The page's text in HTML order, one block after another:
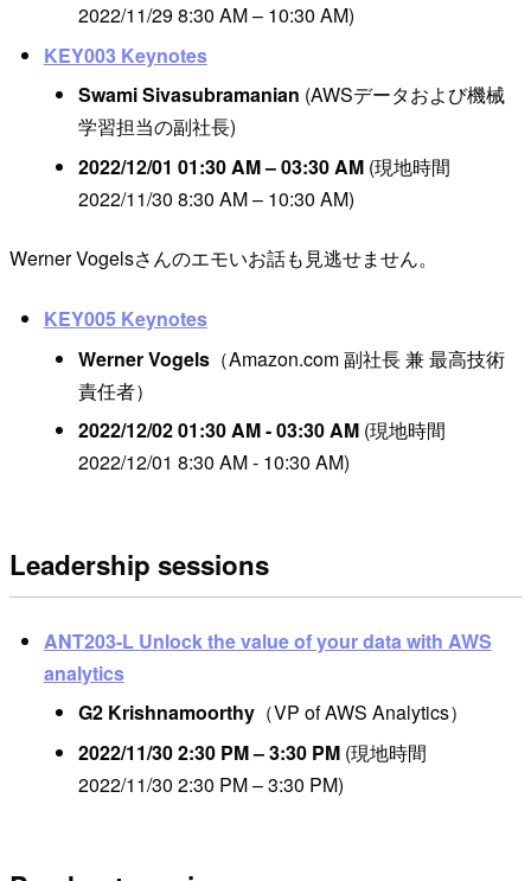
2022/11/29 8:30 AM – 10:30 AM)
KEY003 Keynotes
Swami Sivasubramanian (AWSデータおよび機械
学習担当の副社長)
2022/12/01 01:30 AM – 03:30 AM(現地時間
2022/11/30 8:30 AM – 10:30 AM)
Werner Vogelsさんのエモいお話も見逃せません。
KEY005 Keynotes
Werner Vogels（Amazon.com 副社長 兼 最高技術
責任者）
2022/12/02 01:30 AM - 03:30 AM(現地時間
2022/12/01 8:30 AM - 10:30 AM)
Leadership sessions
ANT203-L Unlock the value of your data with AWS
analytics
G2 Krishnamoorthy（VP of AWS Analytics）
2022/11/30 2:30 PM – 3:30 PM(現地時間
2022/11/30 2:30 PM – 3:30 PM)